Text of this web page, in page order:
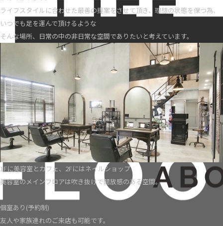
ライフスタイルに合わせた最善の提案をさせて頂き、理想の状態を保つ為、
いつでも足を運んで頂けるような
そんな場所、日常の中の非日常な空間でありたいと考えています。
1Fに美容室とカフェ、2Fにはネイルショップ
美容室のメインフロアは吹き抜けで開放感のある空間。
個室あり(予約制)
友人や家族連れのご来店も可能です。